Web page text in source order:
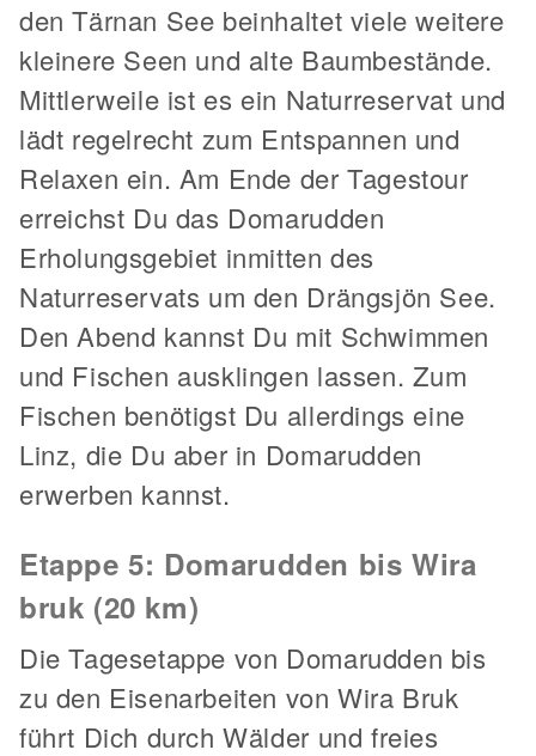
den Tärnan See beinhaltet viele weitere
kleinere Seen und alte Baumbestände.
Mittlerweile ist es ein Naturreservat und
lädt regelrecht zum Entspannen und
Relaxen ein. Am Ende der Tagestour
erreichst Du das Domarudden
Erholungsgebiet inmitten des
Naturreservats um den Drängsjön See.
Den Abend kannst Du mit Schwimmen
und Fischen ausklingen lassen. Zum
Fischen benötigst Du allerdings eine
Linz, die Du aber in Domarudden
erwerben kannst.
Etappe 5: Domarudden bis Wira
bruk (20 km)
Die Tagesetappe von Domarudden bis
zu den Eisenarbeiten von Wira Bruk
führt Dich durch Wälder und freies